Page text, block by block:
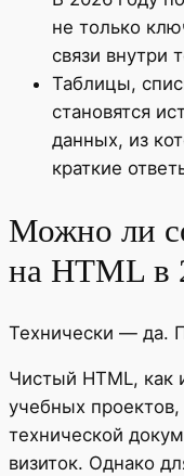
не только
связи внутри
Таблицы,
становятся
данных, из
краткие
Можно ли
на HTML в
Технически — да.
Чистый HTML, как
учебных
технической
визиток. Однако